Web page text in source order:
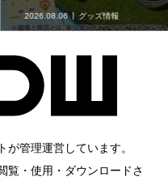
2026.08.06 グッズ情報
管理運営しています。
覧・使用・ダウンロードさ